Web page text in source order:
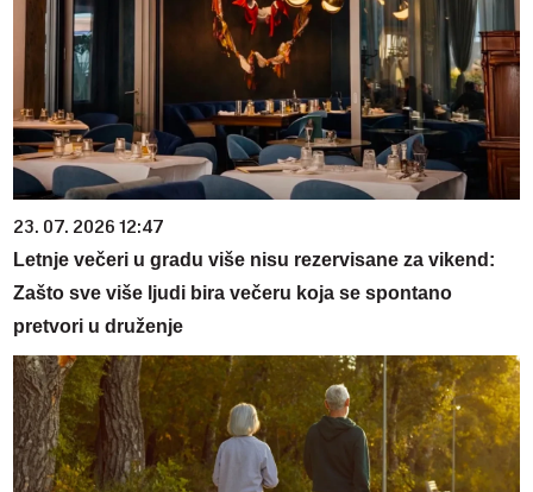
23. 07. 2026 12:47
Letnje večeri u gradu više nisu rezervisane za vikend:
Zašto sve više ljudi bira večeru koja se spontano
pretvori u druženje